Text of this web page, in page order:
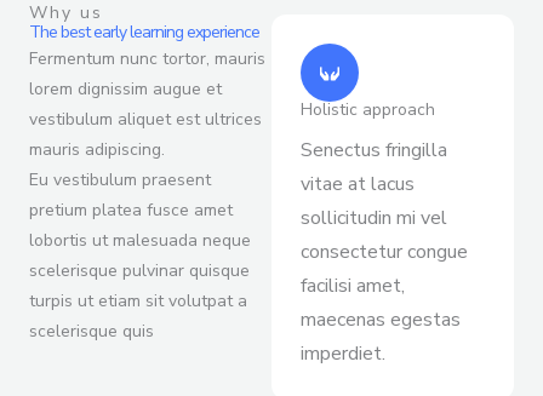
Why us
The best early learning experience
Fermentum nunc tortor, mauris
lorem dignissim augue et
vestibulum aliquet est ultrices
mauris adipiscing.
Eu vestibulum praesent
pretium platea fusce amet
lobortis ut malesuada neque
scelerisque pulvinar quisque
turpis ut etiam sit volutpat a
scelerisque quis
Holistic approach
Senectus fringilla
vitae at lacus
sollicitudin mi vel
consectetur congue
facilisi amet,
maecenas egestas
imperdiet.